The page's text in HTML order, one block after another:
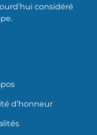
considéré
d’honneur